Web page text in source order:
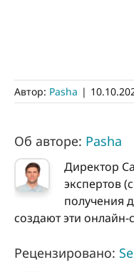
Автор: Pasha |
Об авторе: Pasha
Директор
экспертов
получения
создают эти онлайн-
Рецензировано: